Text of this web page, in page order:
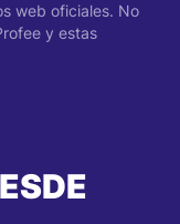
web oficiales. No
y estas